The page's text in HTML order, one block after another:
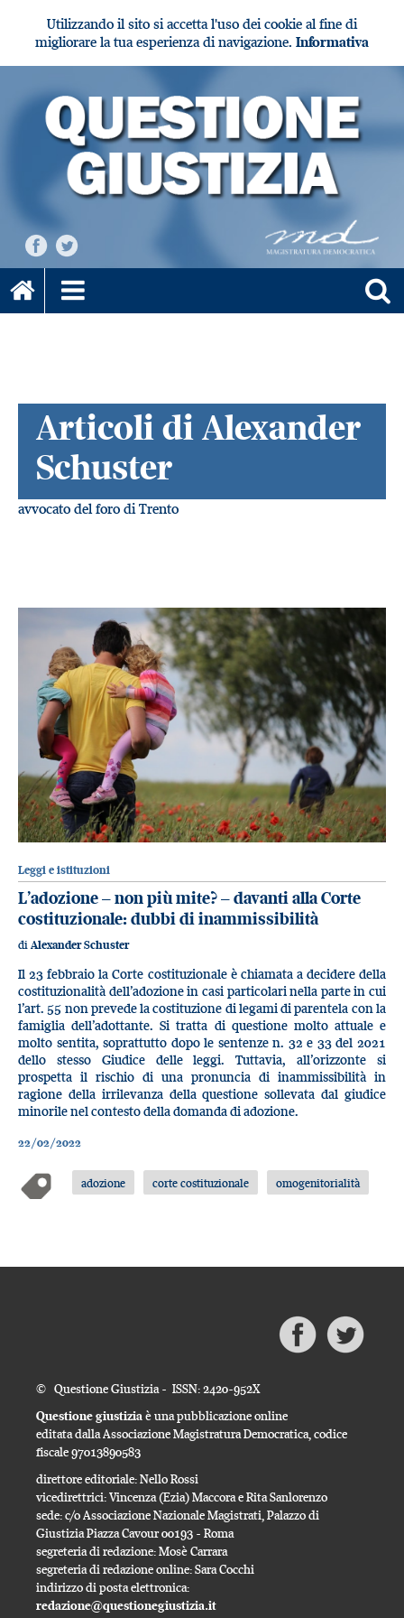
Utilizzando il sito si accetta l'uso dei cookie al fine di
migliorare la tua esperienza di navigazione. Informativa
Articoli di Alexander
Schuster
avvocato del foro di Trento
Leggi e istituzioni
L’adozione – non più mite? – davanti alla Corte
costituzionale: dubbi di inammissibilità
di Alexander Schuster
Il 23 febbraio la Corte costituzionale è chiamata a decidere della
costituzionalità dell’adozione in casi particolari nella parte in cui
l’art. 55 non prevede la costituzione di legami di parentela con la
famiglia dell’adottante. Si tratta di questione molto attuale e
molto sentita, soprattutto dopo le sentenze n. 32 e 33 del 2021
dello stesso Giudice delle leggi. Tuttavia, all’orizzonte si
prospetta il rischio di una pronuncia di inammissibilità in
ragione della irrilevanza della questione sollevata dal giudice
minorile nel contesto della domanda di adozione.
22/02/2022
adozione corte costituzionale omogenitorialità
© Questione Giustizia - ISSN: 2420-952X
Questione giustiziaè una pubblicazione online
editata dalla Associazione Magistratura Democratica, codice
fiscale 97013890583
direttore editoriale: Nello Rossi
vicedirettrici: Vincenza (Ezia) Maccora e Rita Sanlorenzo
sede: c/o Associazione Nazionale Magistrati, Palazzo di
Giustizia Piazza Cavour 00193 - Roma
segreteria di redazione: Mosè Carrara
segreteria di redazione online: Sara Cocchi
indirizzo di posta elettronica:
redazione@questionegiustizia.it